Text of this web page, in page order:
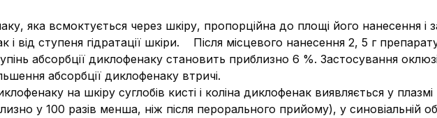
яка всмоктується через шкіру, пропорційна до площі його нанесення і
і від ступеня гідратації шкіри. Після місцевого нанесення 2, 5 г
абсорбції диклофенаку становить приблизно 6 %. Застосування
абсорбції диклофенаку втричі.
на шкіру суглобів кисті і коліна диклофенак виявляється у
у 100 разів менша, ніж після перорального прийому), у синовіальній